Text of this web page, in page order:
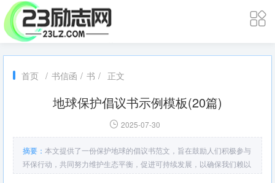
首页 / 书信函 / 书 / 正文
地球保护倡议书示例模板(20篇)
2025-07-30
摘要： 本文提供了一份保护地球的倡议书范文，旨在鼓励人们积极参与
环保行动，共同努力维护生态平衡，促进可持续发展，以确保我们赖以
生存的环境更美好。